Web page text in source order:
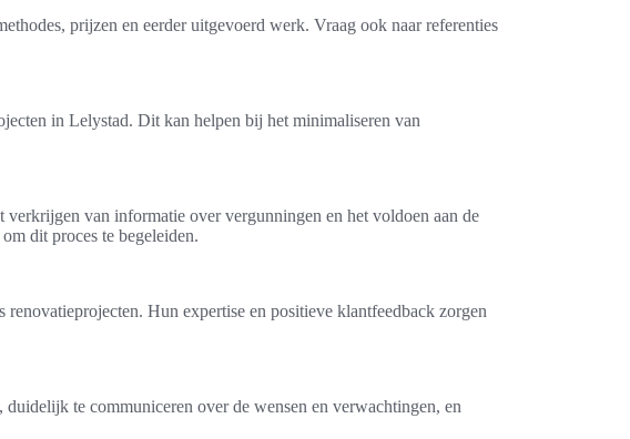
prijzen en eerder uitgevoerd werk. Vraag ook naar referenties
in Lelystad. Dit kan helpen bij het minimaliseren van
van informatie over vergunningen en het voldoen aan de
dit proces te begeleiden.
Hun expertise en positieve klantfeedback zorgen
te communiceren over de wensen en verwachtingen, en